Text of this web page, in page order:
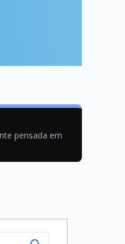
pensada em